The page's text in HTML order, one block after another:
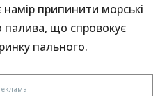
припинити морські
палива, що спровокує
пального.